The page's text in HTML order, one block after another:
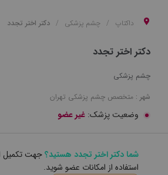
داکتاپ چشم پزشکی دکتر اختر تجدد
دکتر اختر تجدد
چشم پزشکی
شهر : متخصص چشم پزشکی تهران
وضعیت پزشک: غیر عضو
شما دکتر اختر تجدد هستید؟جهت تکمیل
استفاده از امکانات عضو شوید.